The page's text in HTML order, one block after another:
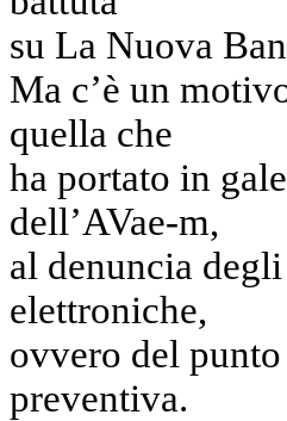
su La Nuova
Ma c’è un
quella che
ha portato in
dell’AVae-m,
al denuncia
elettroniche,
ovvero del
preventiva.